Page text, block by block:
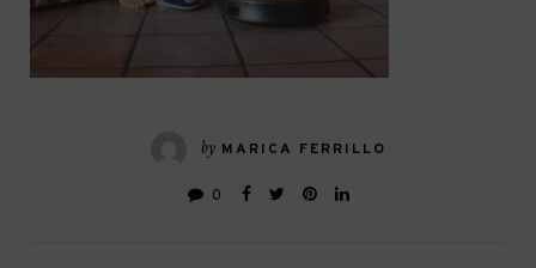
by MARICA FERRILLO
0